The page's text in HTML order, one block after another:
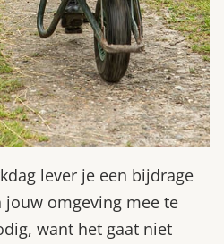
lever je een bijdrage
omgeving mee te
want het gaat niet